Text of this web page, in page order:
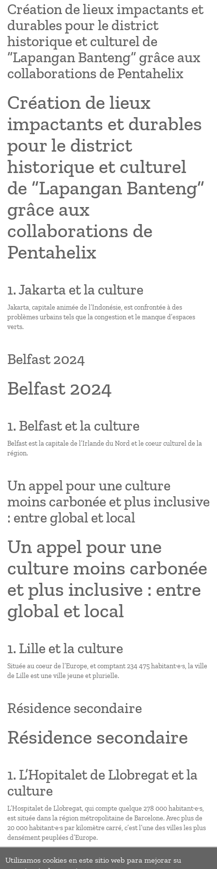
Création de lieux impactants et
durables pour le district
historique et culturel de
“Lapangan Banteng” grâce aux
collaborations de Pentahelix
Création de lieux
impactants et durables
pour le district
historique et culturel
de “Lapangan Banteng”
grâce aux
collaborations de
Pentahelix
1. Jakarta et la culture
Jakarta, capitale animée de l’Indonésie, est confrontée à des
problèmes urbains tels que la congestion et le manque d’espaces
verts.
Belfast 2024
Belfast 2024
1. Belfast et la culture
Belfast est la capitale de l’Irlande du Nord et le coeur culturel de la
région.
Un appel pour une culture
moins carbonée et plus inclusive
: entre global et local
Un appel pour une
culture moins carbonée
et plus inclusive : entre
global et local
1. Lille et la culture
Située au coeur de l’Europe, et comptant 234 475 habitant·e·s, la ville
de Lille est une ville jeune et plurielle.
Résidence secondaire
Résidence secondaire
1. L’Hopitalet de Llobregat et la
culture
L’Hospitalet de Llobregat, qui compte quelque 278 000 habitant·e·s,
est située dans la région métropolitaine de Barcelone. Avec plus de
20 000 habitant·e·s par kilomètre carré, c’est l’une des villes les plus
densément peuplées d’Europe.
Pagination
Utilizamos cookies en este sitio web para mejorar su